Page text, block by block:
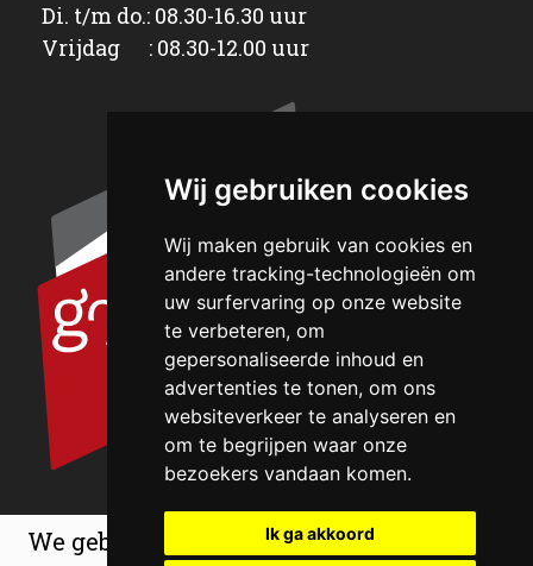
Wij gebruiken cookies
Wij maken gebruik van cookies en
andere tracking-technologieën om
uw surfervaring op onze website
te verbeteren, om
gepersonaliseerde inhoud en
advertenties te tonen, om ons
websiteverkeer te analyseren en
om te begrijpen waar onze
bezoekers vandaan komen.
Ik ga akkoord
We gebruiken cookies om de ervaring op
Di. t/m do.: 08.30-16.30 uur
Vrijdag : 08.30-12.00 uur